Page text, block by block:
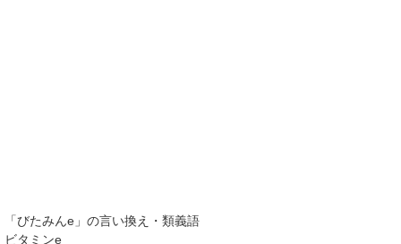
「びたみんe 」の言い換え・類義語
ビタミンe